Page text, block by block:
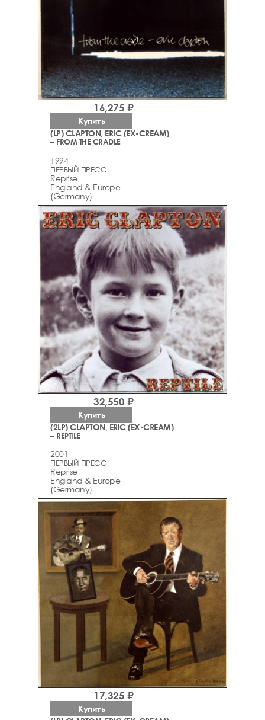
(LP) CLAPTON, ERIC (EX-CREAM)
– FROM THE CRADLE
1994
ПЕРВЫЙ ПРЕСС
Reprise
England & Europe
(Germany)
16,275 ₽
Купить
(2LP) CLAPTON, ERIC (EX-CREAM)
– REPTILE
2001
ПЕРВЫЙ ПРЕСС
Reprise
England & Europe
(Germany)
32,550 ₽
Купить
17,325 ₽
Купить